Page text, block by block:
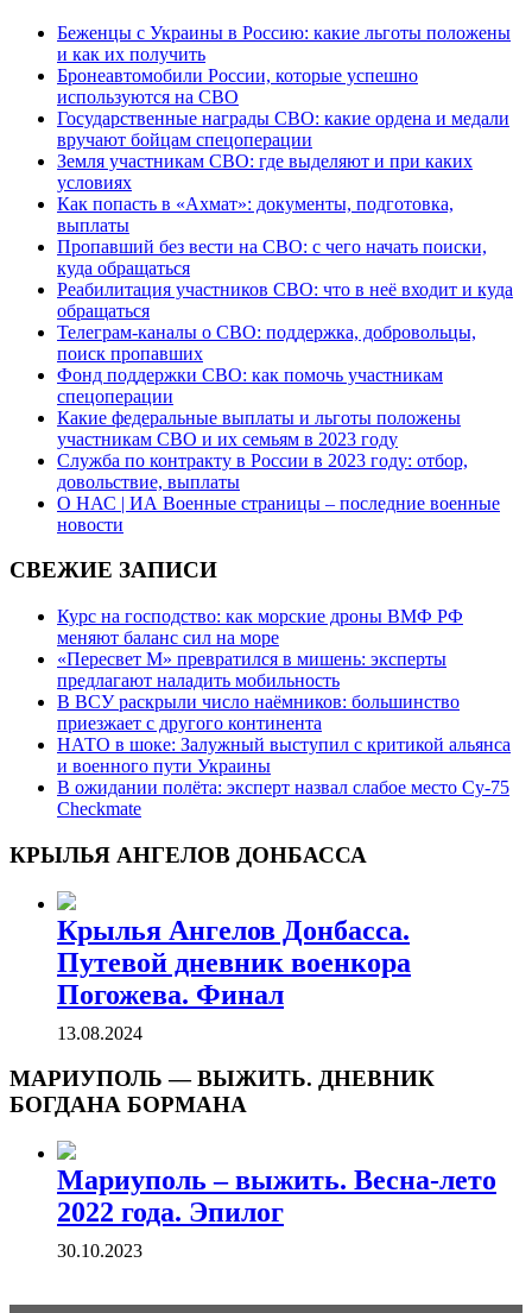
Беженцы с Украины в Россию: какие льготы положены
и как их получить
Бронеавтомобили России, которые успешно
используются на СВО
Государственные награды СВО: какие ордена и медали
вручают бойцам спецоперации
Земля участникам СВО: где выделяют и при каких
условиях
Как попасть в «Ахмат»: документы, подготовка,
выплаты
Пропавший без вести на СВО: с чего начать поиски,
куда обращаться
Реабилитация участников СВО: что в неё входит и куда
обращаться
Телеграм-каналы о СВО: поддержка, добровольцы,
поиск пропавших
Фонд поддержки СВО: как помочь участникам
спецоперации
Какие федеральные выплаты и льготы положены
участникам СВО и их семьям в 2023 году
Служба по контракту в России в 2023 году: отбор,
довольствие, выплаты
О НАС | ИА Военные страницы – последние военные
новости
СВЕЖИЕ ЗАПИСИ
Курс на господство: как морские дроны ВМФ РФ
меняют баланс сил на море
«Пересвет М» превратился в мишень: эксперты
предлагают наладить мобильность
В ВСУ раскрыли число наёмников: большинство
приезжает с другого континента
НАТО в шоке: Залужный выступил с критикой альянса
и военного пути Украины
В ожидании полёта: эксперт назвал слабое место Су-75
Checkmate
КРЫЛЬЯ АНГЕЛОВ ДОНБАССА
Крылья Ангелов Донбасса.
Путевой дневник военкора
Погожева. Финал
13.08.2024
МАРИУПОЛЬ — ВЫЖИТЬ. ДНЕВНИК
БОГДАНА БОРМАНА
Мариуполь – выжить. Весна-лето
2022 года. Эпилог
30.10.2023